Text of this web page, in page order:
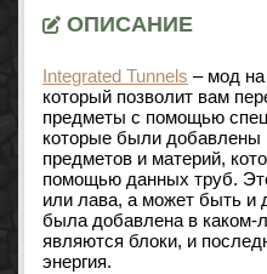
ОПИСАНИЕ
Integrated Tunnels – мод
который позволит вам
предметы с помощью
которые были добавлены
предметов и материй,
помощью данных труб.
или лава, а может быть и
была добавлена в каком-
являются блоки, и
энергия.